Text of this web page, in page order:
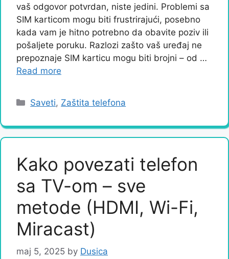
vaš odgovor potvrdan, niste jedini. Problemi sa
SIM karticom mogu biti frustrirajući, posebno
kada vam je hitno potrebno da obavite poziv ili
pošaljete poruku. Razlozi zašto vaš uređaj ne
prepoznaje SIM karticu mogu biti brojni – od …
Read more
Categories
Saveti, Zaštita telefona
Kako povezati telefon
sa TV-om – sve
metode (HDMI, Wi-Fi,
Miracast)
maj 5, 2025 by Dusica